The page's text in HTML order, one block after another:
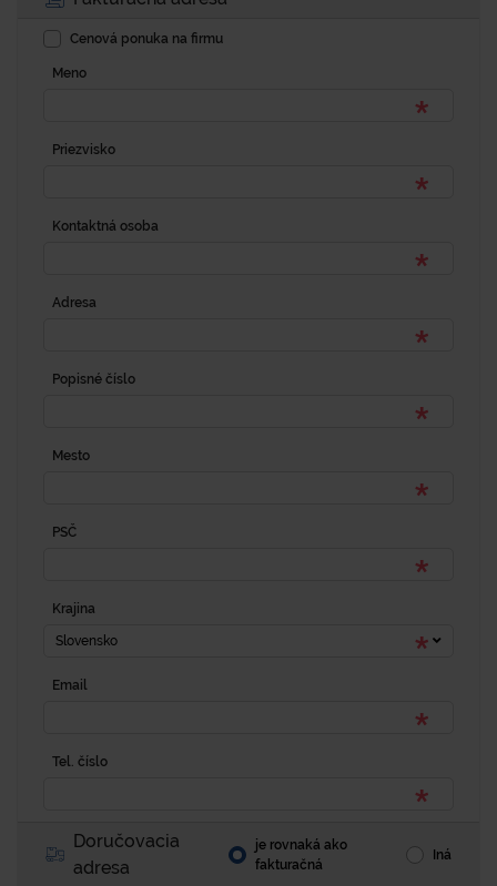
Cenová ponuka na firmu
Meno
Priezvisko
Kontaktná osoba
Adresa
Popisné číslo
Mesto
PSČ
Krajina
Slovensko
Email
Tel. číslo
Doručovacia
adresa
je rovnaká ako
fakturačná
Iná